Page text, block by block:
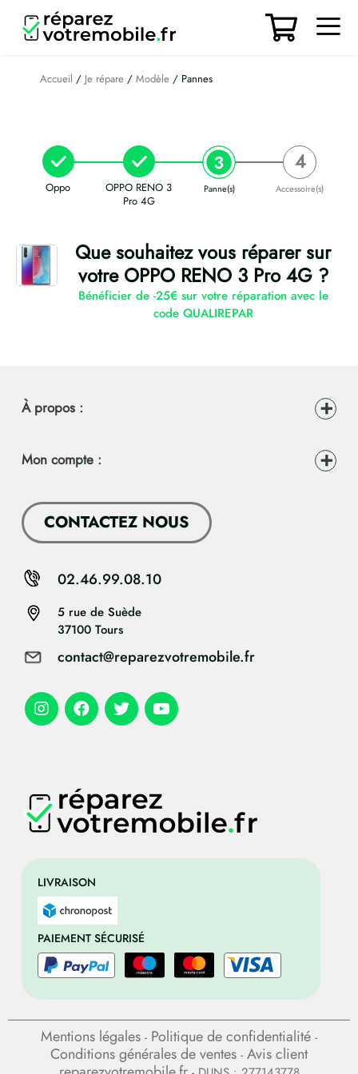
contenu
Accueil / Je répare / Modèle / Pannes
Oppo
OPPO RENO 3
Pro 4G
Panne(s) Accessoire(s)
Que souhaitez vous réparer sur
votre OPPO RENO 3 Pro 4G ?
Bénéficier de -25€ sur votre réparation avec le
code QUALIREPAR
LIVRAISON
PAIEMENT SÉCURISÉ
À propos :
Mon compte :
CONTACTEZ NOUS
5 rue de Suède
37100 Tours
contact@reparezvotremobile.fr
02.46.99.08.10
Mentions légales - Politique de confidentialité -
Conditions générales de ventes - Avis client